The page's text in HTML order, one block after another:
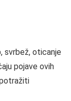
svrbež, oticanje
pojave ovih